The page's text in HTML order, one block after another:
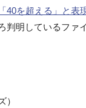
を超える」と表
明しているファ
）